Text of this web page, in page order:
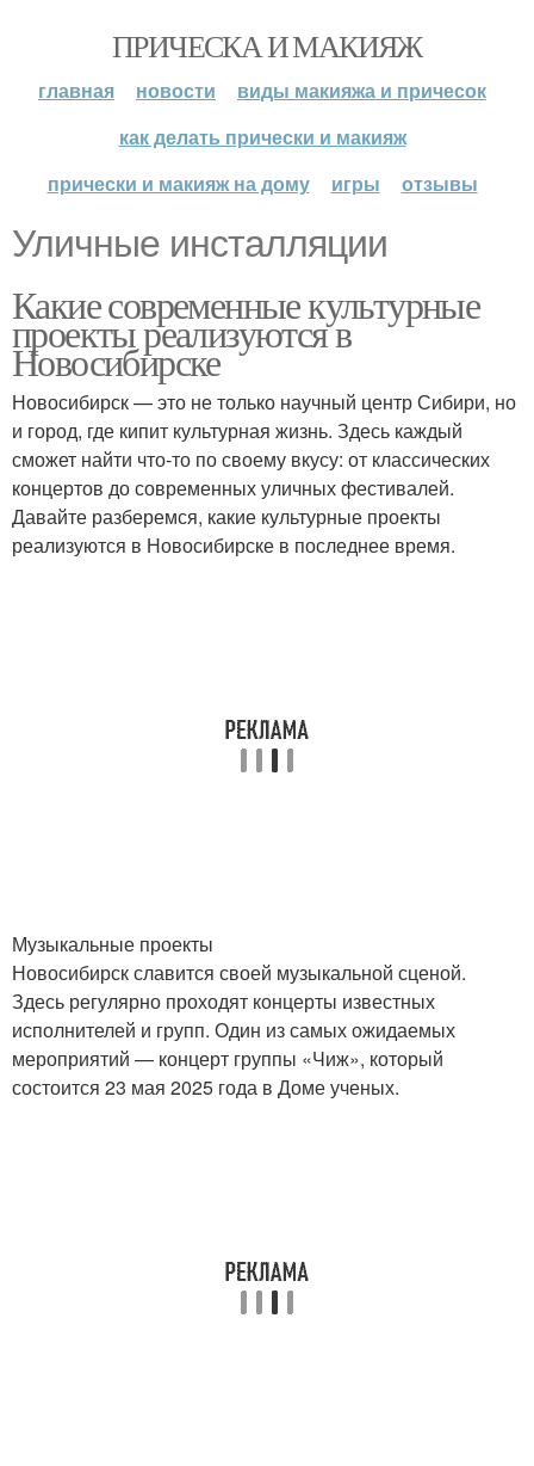
ПРИЧЕСКА И МАКИЯЖ
главная новости
виды макияжа и причесок
как делать прически и макияж
прически и макияж на дому
игры отзывы
Уличные инсталляции
Какие современные культурные
проекты реализуются в
Новосибирске
Новосибирск — это не только научный центр Сибири, но
и город, где кипит культурная жизнь. Здесь каждый
сможет найти что-то по своему вкусу: от классических
концертов до современных уличных фестивалей.
Давайте разберемся, какие культурные проекты
реализуются в Новосибирске в последнее время.
Музыкальные проекты
Новосибирск славится своей музыкальной сценой.
Здесь регулярно проходят концерты известных
исполнителей и групп. Один из самых ожидаемых
мероприятий — концерт группы «Чиж», который
состоится 23 мая 2025 года в Доме ученых.